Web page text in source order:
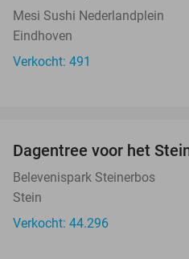
Mesi Sushi Nederlandplein
Eindhoven
Verkocht: 491
Dagentree voor het
Belevenispark Steinerbos
Stein
Verkocht: 44.296